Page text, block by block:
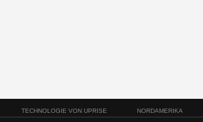
TECHNOLOGIE VON UPRISE NORDAMERIKA